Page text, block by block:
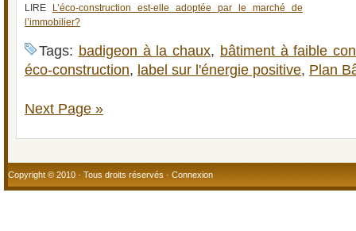
LIRE
L’éco-construction est-elle adoptée par le marché de
l’immobilier?
Tags: badigeon à la chaux, bâtiment à faible
éco-construction, label sur l'énergie positive, Plan
Next Page »
Copyright © 2010 · Tous droits réservés · Connexion